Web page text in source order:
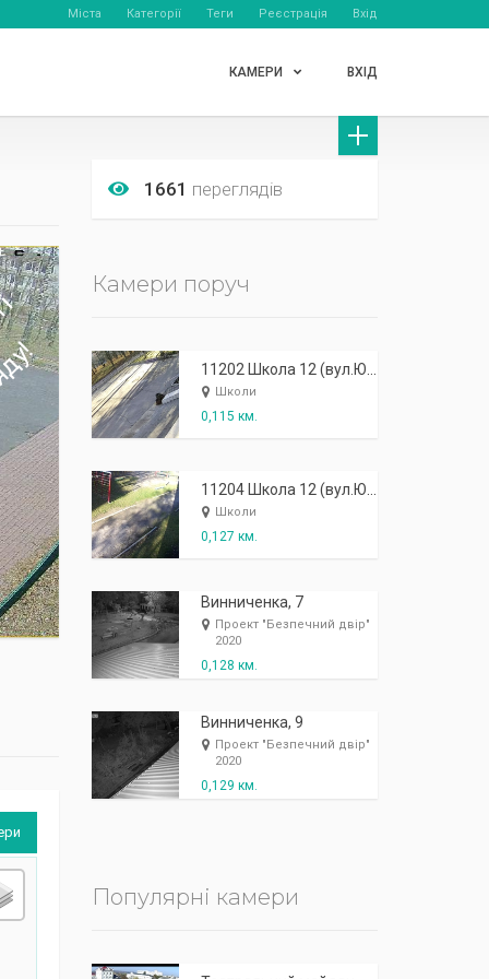
Міста Категорії Теги Реєстрація Вхід
КАМЕРИ ВХІД
1661 переглядів
Камери поруч
Школи
0,115 км.
Школи
0,127 км.
Винниченка, 7
Проект "Безпечний двір"
2020
0,128 км.
Винниченка, 9
Проект "Безпечний двір"
2020
0,129 км.
Популярні камери